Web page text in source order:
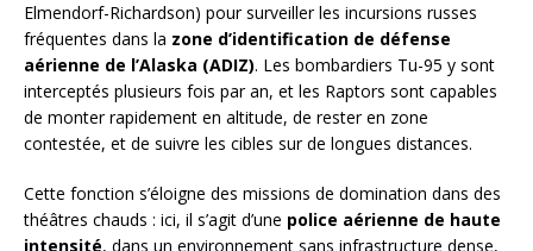
Elmendorf-Richardson) pour surveiller les incursions russes
fréquentes dans la zone d’identification de défense
aérienne de l’Alaska (ADIZ). Les bombardiers Tu-95 y sont
interceptés plusieurs fois par an, et les Raptors sont capables
de monter rapidement en altitude, de rester en zone
contestée, et de suivre les cibles sur de longues distances.
Cette fonction s’éloigne des missions de domination dans des
théâtres chauds : ici, il s’agit d’une police aérienne de haute
intensité, dans un environnement sans infrastructure dense,